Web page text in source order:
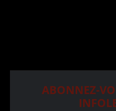
ABONNEZ-